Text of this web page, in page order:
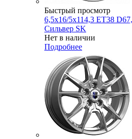
Быстрый просмотр
6,5x16/5x114,3 ET38
Сильвер SK
Нет в наличии
Подробнее